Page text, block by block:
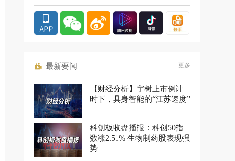
最新要闻 更多
【财经分析】宇树上市倒计
时下，具身智能的“江苏速度”
科创板收盘播报：科创50指
数涨2.51% 生物制药股表现强
势